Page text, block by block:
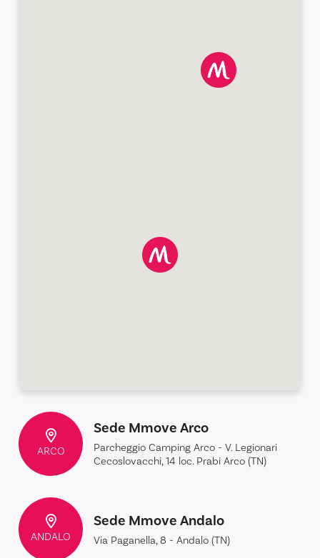
ARCO
Sede Mmove Arco
Parcheggio Camping Arco - V. Legionari
Cecoslovacchi, 14 loc. Prabi Arco (TN)
ANDALO
Sede Mmove Andalo
Via Paganella, 8 - Andalo (TN)